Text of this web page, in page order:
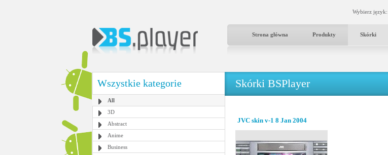
Wybierz język:
Strona główna Produkty Skórki
Wszystkie kategorie
All
3D
Abstract
Anime
Business
Skórki BSPlayer
JVC skin v-1 8 Jan 2004